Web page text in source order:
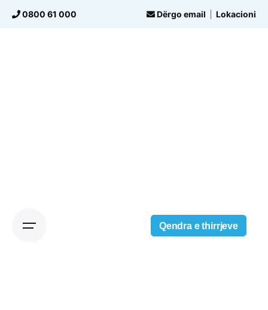
Skip0800 61 000 Lokacioni
Dërgo email
Qendra e thirrjeve